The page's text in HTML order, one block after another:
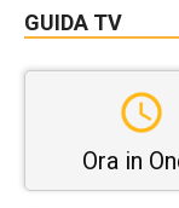
GUIDA TV
Ora in